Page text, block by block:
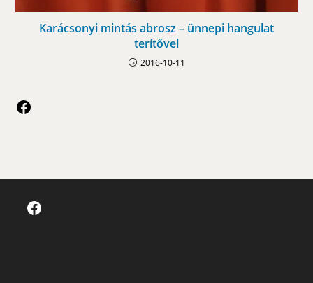
Karácsonyi mintás abrosz – ünnepi hangulat
terítővel
2016-10-11
Facebook
Facebook